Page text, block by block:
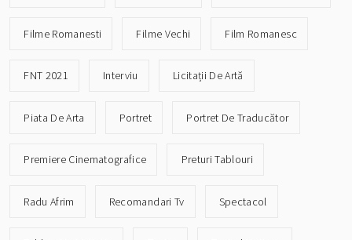
Filme Romanesti Filme Vechi Film Romanesc
FNT 2021 Interviu Licitații De Artă
Piata De Arta Portret Portret De Traducător
Premiere Cinematografice Preturi Tablouri
Radu Afrim Recomandari Tv Spectacol